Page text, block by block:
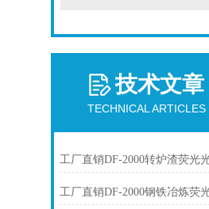
技术文章
TECHNICAL ARTICLES